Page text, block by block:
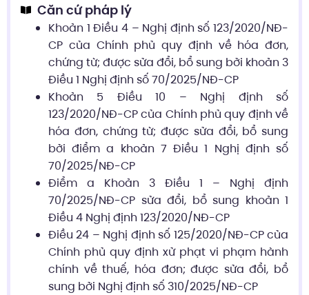
Căn cứ pháp lý
Khoản 1 Điều 4 – Nghị định số 123/2020/NĐ-
CP của Chính phủ quy định về hóa đơn,
chứng từ; được sửa đổi, bổ sung bởi khoản 3
Điều 1 Nghị định số 70/2025/NĐ-CP
Khoản 5 Điều 10 – Nghị định số
123/2020/NĐ-CP của Chính phủ quy định về
hóa đơn, chứng từ; được sửa đổi, bổ sung
bởi điểm a khoản 7 Điều 1 Nghị định số
70/2025/NĐ-CP
Điểm a Khoản 3 Điều 1 – Nghị định
70/2025/NĐ-CP sửa đổi, bổ sung khoản 1
Điều 4 Nghị định 123/2020/NĐ-CP
Điều 24 – Nghị định số 125/2020/NĐ-CP của
Chính phủ quy định xử phạt vi phạm hành
chính về thuế, hóa đơn; được sửa đổi, bổ
sung bởi Nghị định số 310/2025/NĐ-CP